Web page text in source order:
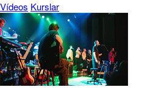
Vídeos Kurslar